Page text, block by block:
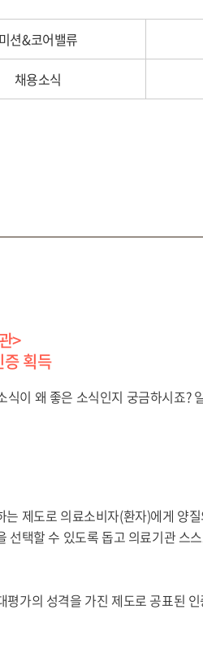
미션&코어밸류
채용소식
>
획득
이 왜 좋은 소식인지 궁금하시죠?
제도로 의료소비자(환자)에게 양
택할 수 있도록 돕고 의료기관 스
가의 성격을 가진 제도로 공표된